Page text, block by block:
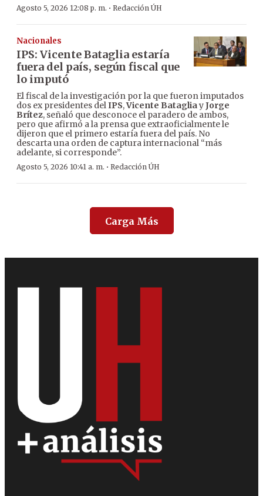
Agosto 5, 2026 12:08 p. m. · Redacción ÚH
Nacionales
IPS: Vicente Bataglia estaría
fuera del país, según fiscal que
lo imputó
El fiscal de la investigación por la que fueron imputados
dos ex presidentes delIPS,Vicente BatagliayJorge
Brítez, señaló que desconoce el paradero de ambos,
pero que afirmó a la prensa que extraoficialmente le
dijeron que el primero estaría fuera del país. No
descarta una orden de captura internacional “más
adelante, si corresponde”.
Agosto 5, 2026 10:41 a. m. · Redacción ÚH
Carga Más